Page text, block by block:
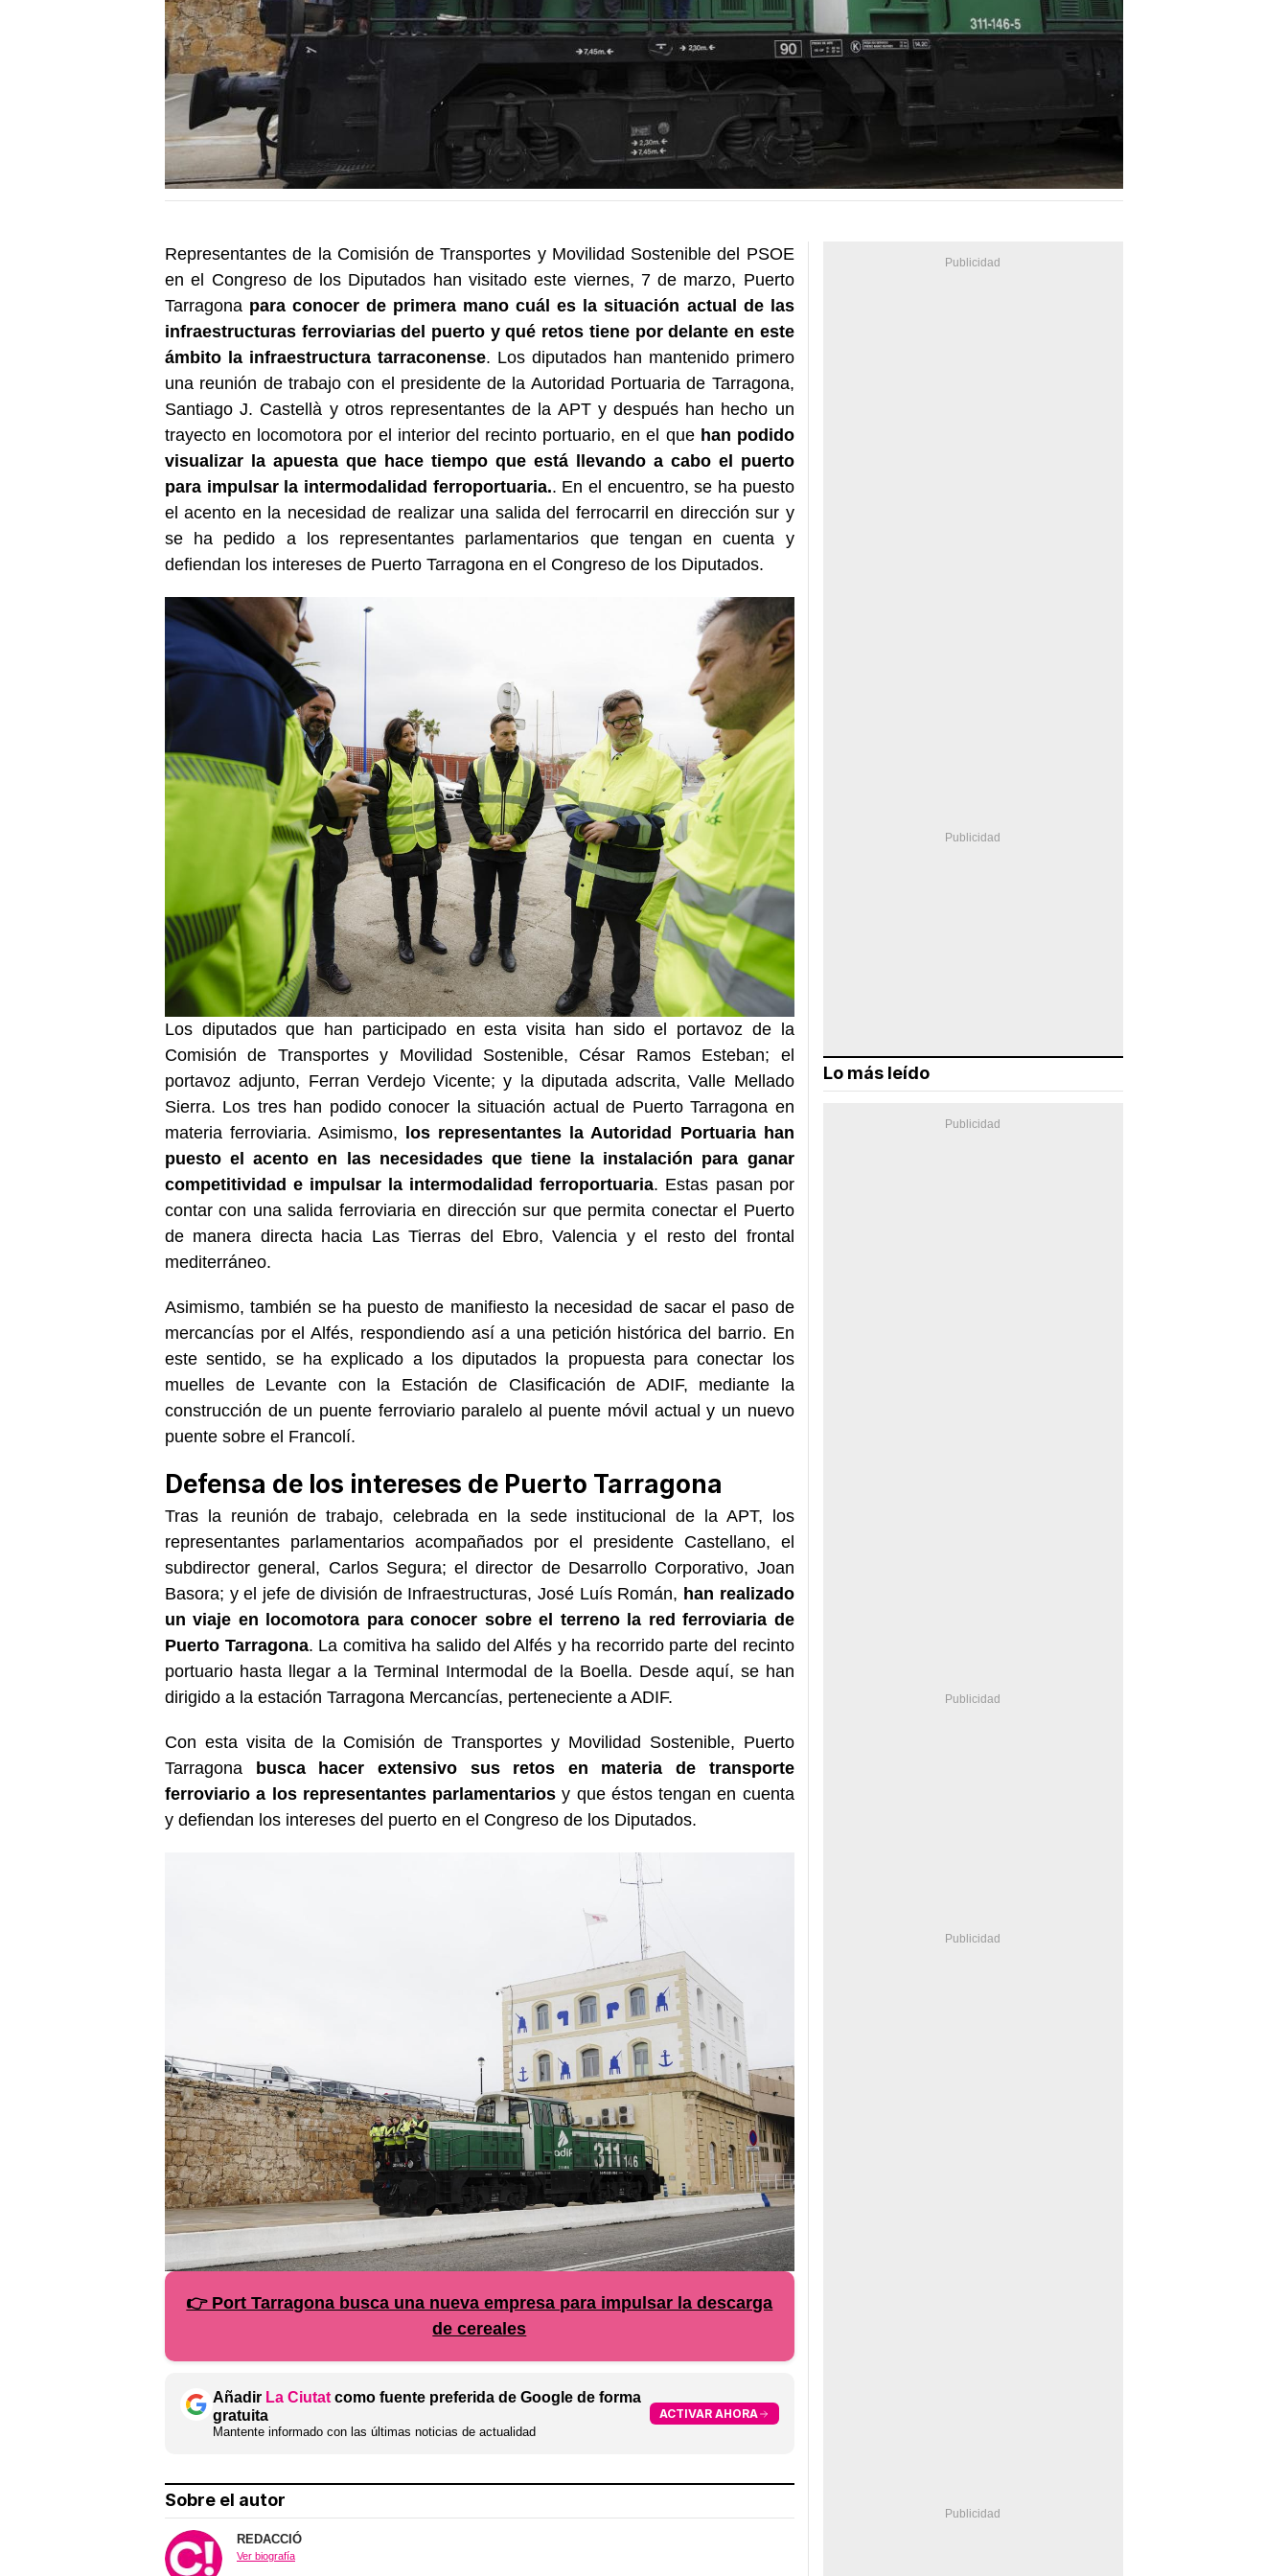
Representantes de la Comisión de Transportes y Movilidad Sostenible del PSOE
en el Congreso de los Diputados han visitado este viernes, 7 de marzo, Puerto
Tarragona para conocer de primera mano cuál es la situación actual de las
infraestructuras ferroviarias del puerto y qué retos tiene por delante en este
ámbito la infraestructura tarraconense. Los diputados han mantenido primero
una reunión de trabajo con el presidente de la Autoridad Portuaria de Tarragona,
Santiago J. Castellà y otros representantes de la APT y después han hecho un
trayecto en locomotora por el interior del recinto portuario, en el que han podido
visualizar la apuesta que hace tiempo que está llevando a cabo el puerto
para impulsar la intermodalidad ferroportuaria.. En el encuentro, se ha puesto
el acento en la necesidad de realizar una salida del ferrocarril en dirección sur y
se ha pedido a los representantes parlamentarios que tengan en cuenta y
defiendan los intereses de Puerto Tarragona en el Congreso de los Diputados.
Los diputados que han participado en esta visita han sido el portavoz de la
Comisión de Transportes y Movilidad Sostenible, César Ramos Esteban; el
portavoz adjunto, Ferran Verdejo Vicente; y la diputada adscrita, Valle Mellado
Sierra. Los tres han podido conocer la situación actual de Puerto Tarragona en
materia ferroviaria. Asimismo, los representantes la Autoridad Portuaria han
puesto el acento en las necesidades que tiene la instalación para ganar
competitividad e impulsar la intermodalidad ferroportuaria. Estas pasan por
contar con una salida ferroviaria en dirección sur que permita conectar el Puerto
de manera directa hacia Las Tierras del Ebro, Valencia y el resto del frontal
mediterráneo.
Asimismo, también se ha puesto de manifiesto la necesidad de sacar el paso de
mercancías por el Alfés, respondiendo así a una petición histórica del barrio. En
este sentido, se ha explicado a los diputados la propuesta para conectar los
muelles de Levante con la Estación de Clasificación de ADIF, mediante la
construcción de un puente ferroviario paralelo al puente móvil actual y un nuevo
puente sobre el Francolí.
Defensa de los intereses de Puerto Tarragona
Tras la reunión de trabajo, celebrada en la sede institucional de la APT, los
representantes parlamentarios acompañados por el presidente Castellano, el
subdirector general, Carlos Segura; el director de Desarrollo Corporativo, Joan
Basora; y el jefe de división de Infraestructuras, José Luís Román, han realizado
un viaje en locomotora para conocer sobre el terreno la red ferroviaria de
Puerto Tarragona. La comitiva ha salido del Alfés y ha recorrido parte del recinto
portuario hasta llegar a la Terminal Intermodal de la Boella. Desde aquí, se han
dirigido a la estación Tarragona Mercancías, perteneciente a ADIF.
Con esta visita de la Comisión de Transportes y Movilidad Sostenible, Puerto
Tarragona busca hacer extensivo sus retos en materia de transporte
ferroviario a los representantes parlamentarios y que éstos tengan en cuenta
y defiendan los intereses del puerto en el Congreso de los Diputados.
👉 Port Tarragona busca una nueva empresa para impulsar la descarga
de cereales
Añadir La Ciutatcomo fuente preferida de Google de forma
gratuita
Mantente informado con las últimas noticias de actualidad
ACTIVAR AHORA
Sobre el autor
REDACCIÓ
Ver biografía
Lo más leído